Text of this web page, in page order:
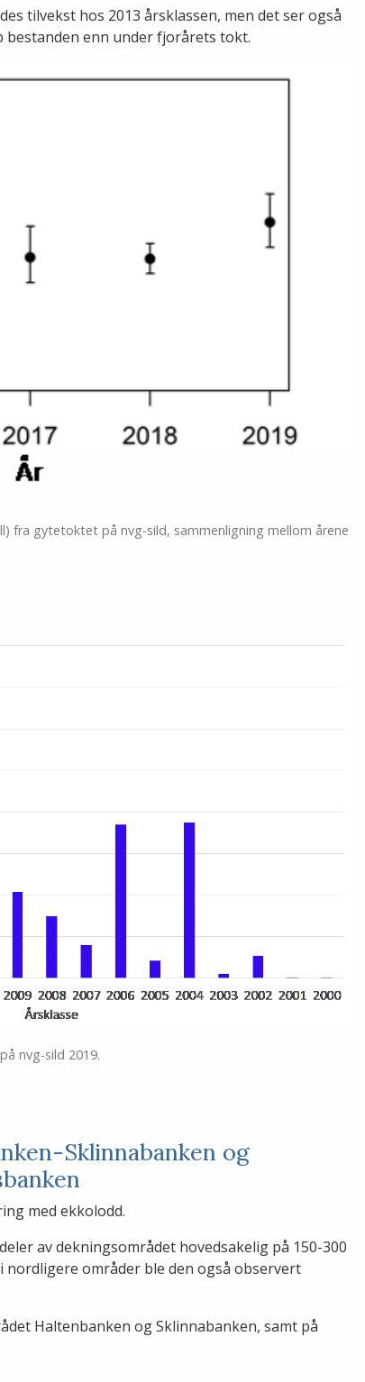
tilvekst hos 2013 årsklassen, men det ser også
enn under fjorårets tokt.
fra gytetoktet på nvg-sild, sammenligning mellom årene
nvg-sild 2019.
Sklinnabanken og
med ekkolodd.
av dekningsområdet hovedsakelig på 150-300
områder ble den også observert
Haltenbanken og Sklinnabanken, samt på